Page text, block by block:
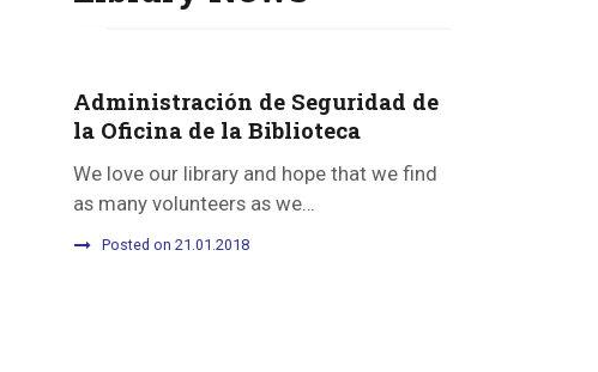
Administración de Seguridad de
la Oficina de la Biblioteca
We love our library and hope that we find
as many volunteers as we…
Posted on 21.01.2018